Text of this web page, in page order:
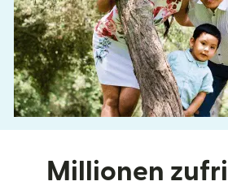
Millionen